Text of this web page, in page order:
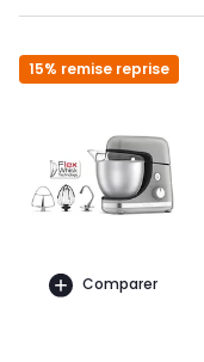
15% remise reprise
Comparer